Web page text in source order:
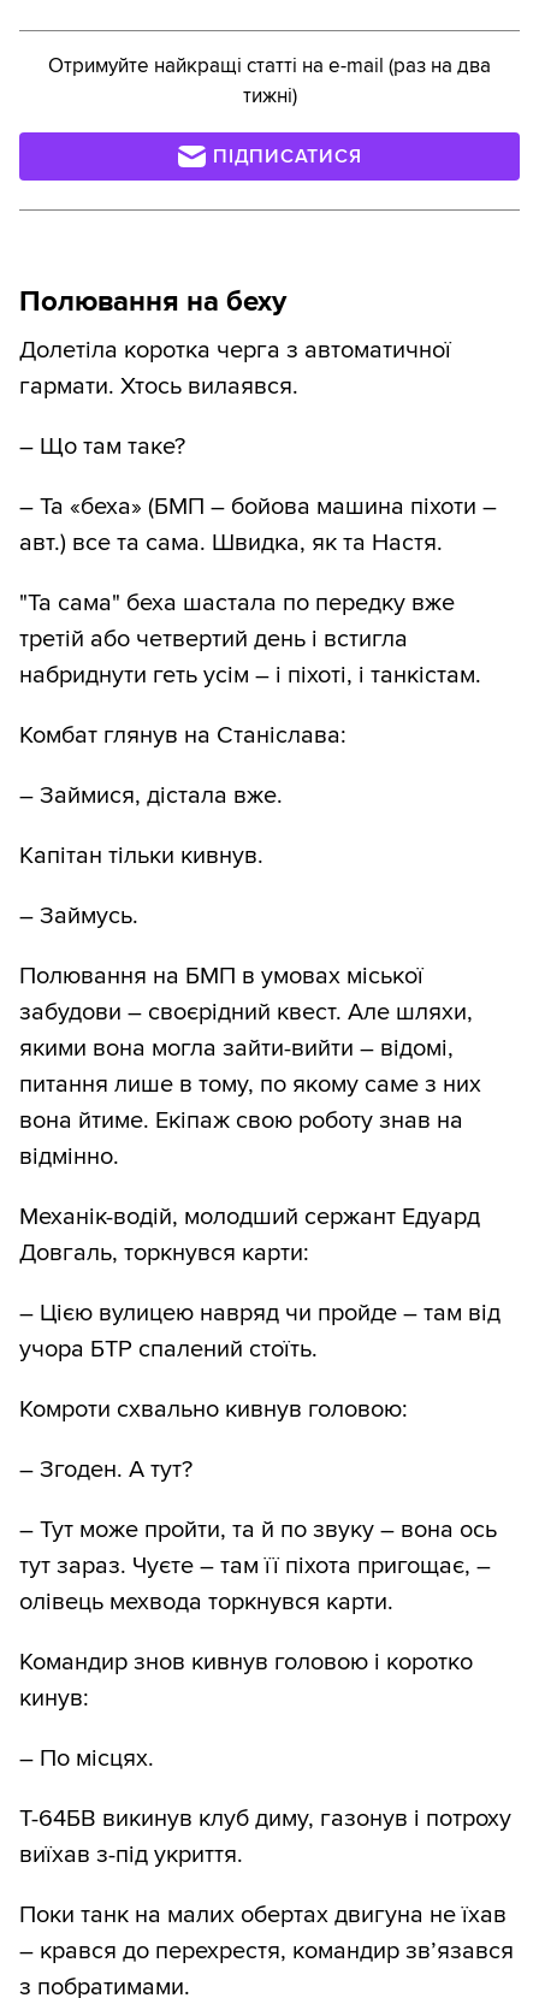
Отримуйте найкращі статті на e-mail (раз на два
тижні)
ПІДПИСАТИСЯ
Полювання на беху
Долетіла коротка черга з автоматичної
гармати. Хтось вилаявся.
– Що там таке?
– Та «беха» (БМП – бойова машина піхоти –
авт.) все та сама. Швидка, як та Настя.
"Та сама" беха шастала по передку вже
третій або четвертий день і встигла
набриднути геть усім – і піхоті, і танкістам.
Комбат глянув на Станіслава:
– Займися, дістала вже.
Капітан тільки кивнув.
– Займусь.
Полювання на БМП в умовах міської
забудови – своєрідний квест. Але шляхи,
якими вона могла зайти-вийти – відомі,
питання лише в тому, по якому саме з них
вона йтиме. Екіпаж свою роботу знав на
відмінно.
Механік-водій, молодший сержант Едуард
Довгаль, торкнувся карти:
– Цією вулицею навряд чи пройде – там від
учора БТР спалений стоїть.
Комроти схвально кивнув головою:
– Згоден. А тут?
– Тут може пройти, та й по звуку – вона ось
тут зараз. Чуєте – там її піхота пригощає, –
олівець мехвода торкнувся карти.
Командир знов кивнув головою і коротко
кинув:
– По місцях.
Т-64БВ викинув клуб диму, газонув і потроху
виїхав з-під укриття.
Поки танк на малих обертах двигуна не їхав
– крався до перехрестя, командир зв’язався
з побратимами.